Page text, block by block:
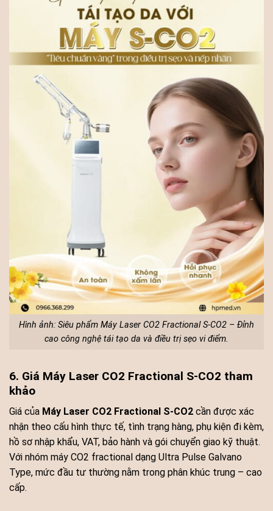
Hình ảnh: Siêu phẩm Máy Laser CO2 Fractional S-CO2 – Đỉnh
cao công nghệ tái tạo da và điều trị sẹo vi điểm.
6. Giá Máy Laser CO2 Fractional S-CO2 tham
khảo
Giá của Máy Laser CO2 Fractional S-CO2 cần được xác
nhận theo cấu hình thực tế, tình trạng hàng, phụ kiện đi kèm,
hồ sơ nhập khẩu, VAT, bảo hành và gói chuyển giao kỹ thuật.
Với nhóm máy CO2 fractional dạng Ultra Pulse Galvano
Type, mức đầu tư thường nằm trong phân khúc trung – cao
cấp.